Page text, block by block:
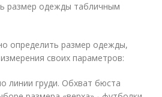
размер одежды табличным
определить размер одежды,
своих параметров:
линии груди. Обхват бюста